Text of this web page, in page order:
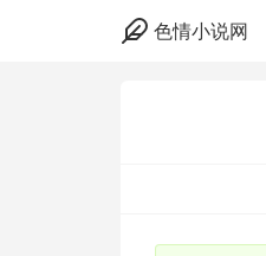
色情小说网